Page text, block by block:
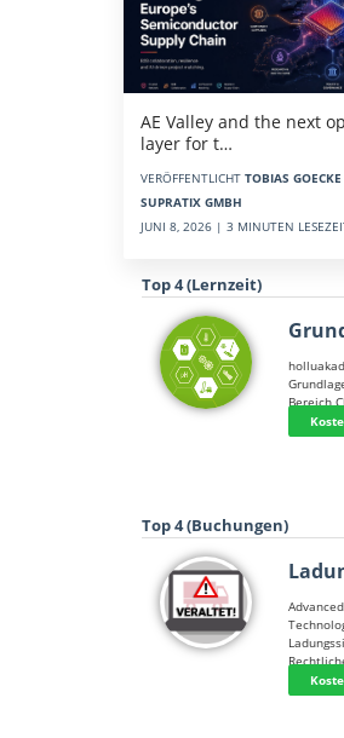
AE Valley and the next
layer for t…
VERÖFFENTLICHT TOBIAS
SUPRATIX GMBH
JUNI 8, 2026 | 3 MINUTEN
Top 4 (Lernzeit)
Bereich
Top 4 (Buchungen)